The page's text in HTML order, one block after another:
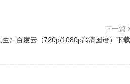
下一篇
生》百度云（720p/1080p高清国语）下载